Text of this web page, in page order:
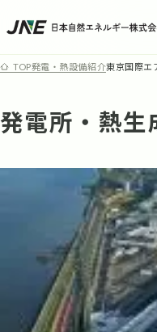
TOP発電・熱設備紹介東京国際エ
発電所・熱生